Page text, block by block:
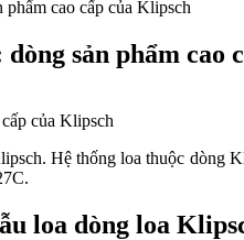
cao cấp của Klipsch
sản phẩm cao
Hệ thống loa thuộc dòng
loa dòng loa